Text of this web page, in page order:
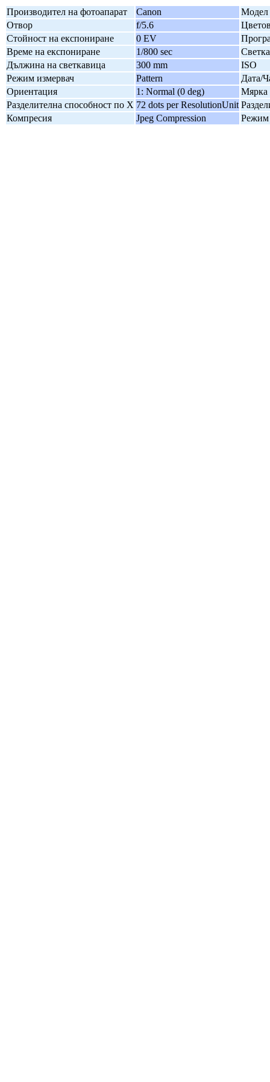
Производител на фотоапарат Canon
Модел
Отвор
f/5.6
Стойност на експониране
0 EV
Време на експониране
1/800 sec
Дължина на светкавица
300 mm
ISO
Режим измервач
Pattern
Дата/
Ориентация
1: Normal (0 deg)
Мярка
Разделителна способност по X 72 dots per ResolutionUnit
Компресия
Jpeg Compression Режим